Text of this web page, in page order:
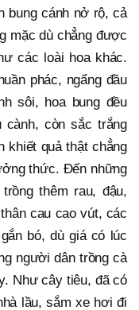
bung cánh nở rộ, cả
mặc dù chẳng được
các loài hoa khác.
phác, ngẩng đầu
sôi, hoa bung đều
còn sắc trắng
khiết quả thật chẳng
thức. Đến những
thêm rau, đậu,
cau cao vút, các
bó, dù giá có lúc
người dân trồng cà
Như cây tiêu, đã có
lầu, sắm xe hơi đi